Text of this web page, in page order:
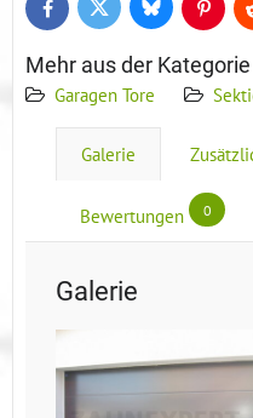
FacebookTwitter Bluesky
Mehr aus der Kategorie
Garagen Tore
Galerie
Bewertungen 0
Galerie